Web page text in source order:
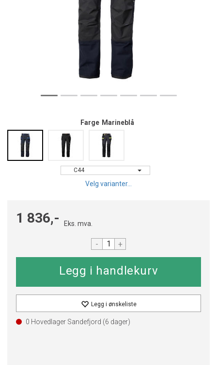
Farge Marineblå
C44
Velg varianter...
Eks. mva.
1 836,-
- +
Legg i ønskeliste
0 Hovedlager Sandefjord (6 dager)